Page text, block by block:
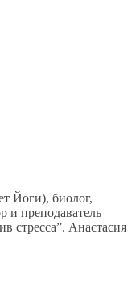
Йоги), биолог,
и преподаватель
стресса”. Анастасия